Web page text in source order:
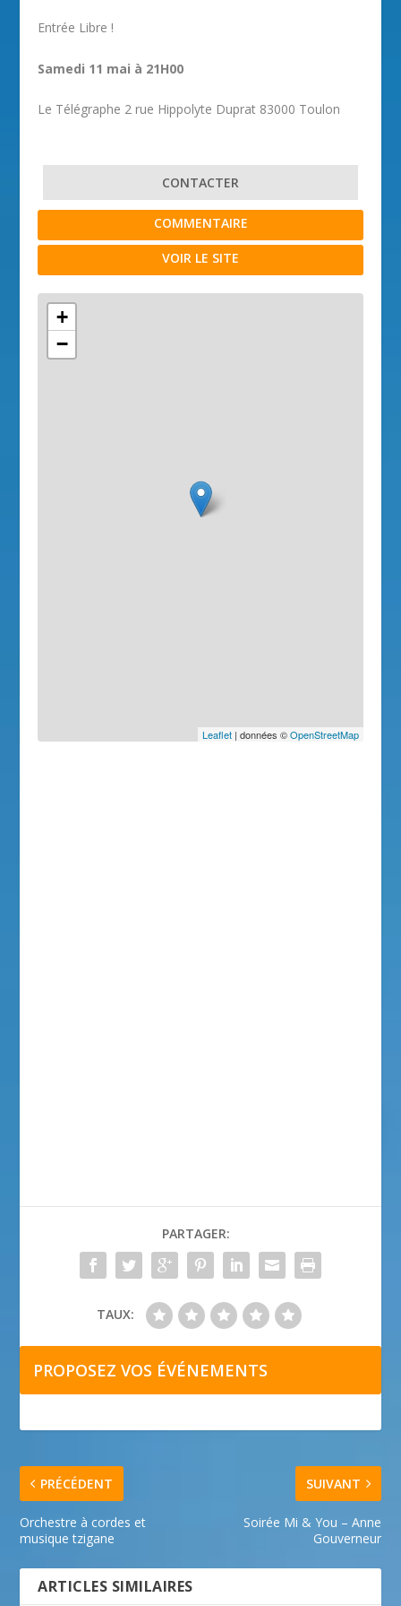
Entrée Libre !
Samedi 11 mai à 21H00
Le Télégraphe 2 rue Hippolyte Duprat 83000 Toulon
CONTACTER
COMMENTAIRE
VOIR LE SITE
+
−
Leaflet| données ©OpenStreetMap
PARTAGER:
TAUX:
PROPOSEZ VOS ÉVÉNEMENTS
PRÉCÉDENT
Orchestre à cordes et
musique tzigane
SUIVANT
Soirée Mi & You – Anne
Gouverneur
ARTICLES SIMILAIRES